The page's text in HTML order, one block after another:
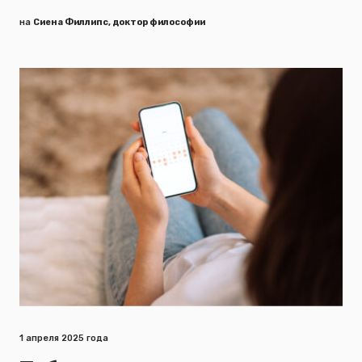
на Сиена Филлипс, доктор философии
1 апреля 2025 года